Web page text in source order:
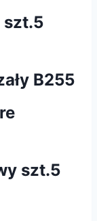
szt.5
B255
szt.5